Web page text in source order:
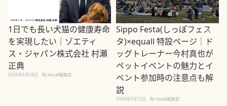
1日でも長い犬猫の健康寿命
を実現したい｜ゾエティ
ス・ジャパン株式会社 村瀬
正典
2026年5月29日 By equall編集部
Sippo Festa(しっぽフェス
タ)×equall 特設ページ｜ド
ッグトレーナー今村真也が
ペットイベントの魅力とイ
ベント参加時の注意点も解
説
2026年5月12日 By equall編集部